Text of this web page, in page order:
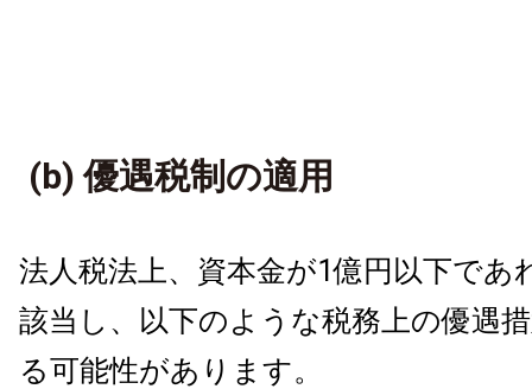
(b) 優遇税制の適用
法人税法上、資本金が1億円以下であ
該当し、以下のような税務上の優遇
る可能性があります。